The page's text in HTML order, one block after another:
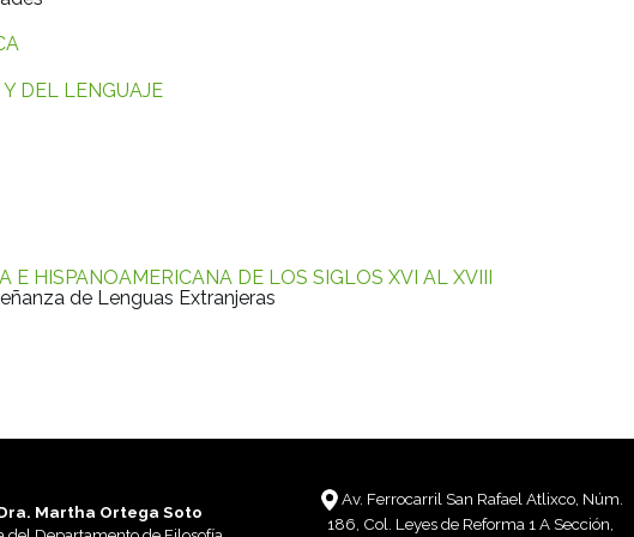
DEL LENGUAJE
E HISPANOAMERICANA DE LOS SIGLOS XVI AL XVIII
de Lenguas Extranjeras
Martha Ortega Soto
Av. Ferrocarril San Rafael Atlixco, Núm.
186, Col. Leyes de Reforma 1 A Sección,